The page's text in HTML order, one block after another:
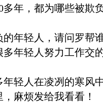
年，都为哪些被欺
年轻人，请问罗帮
年轻人努力工作交
轻人在凌冽的寒风
麻烦发给我看看！